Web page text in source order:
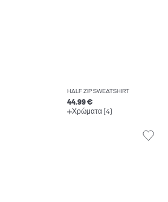
HALF ZIP SWEATSHIRT
44.99 €
Χρώματα (4)